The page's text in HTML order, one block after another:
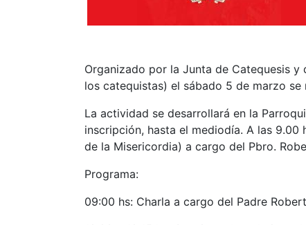
Organizado por la Junta de Catequesis
los catequistas) el sábado 5 de marzo
La actividad se desarrollará en la
inscripción, hasta el mediodía. A las
de la Misericordia) a cargo del Pbro.
Programa:
09:00 hs: Charla a cargo del Padre